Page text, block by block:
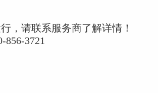
，请联系服务商了解详情！
856-3721